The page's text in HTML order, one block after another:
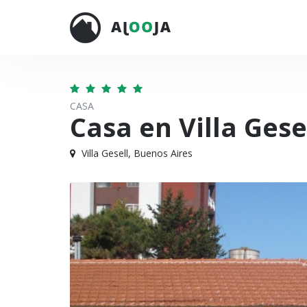
CASA
Casa en Villa
Villa Gesell, Buenos Aires